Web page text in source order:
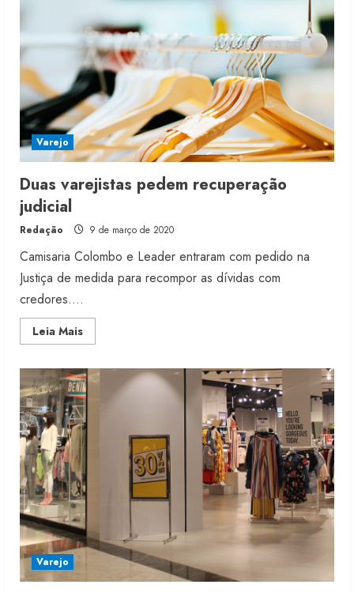
Varejo
Duas varejistas pedem recuperação
judicial
Redação 9 de março de 2020
Camisaria Colombo e Leader entraram com pedido na
Justiça de medida para recompor as dívidas com
credores....
Leia MaisRead
more
varejistas
pedem
recuperação
judicial
Varejo